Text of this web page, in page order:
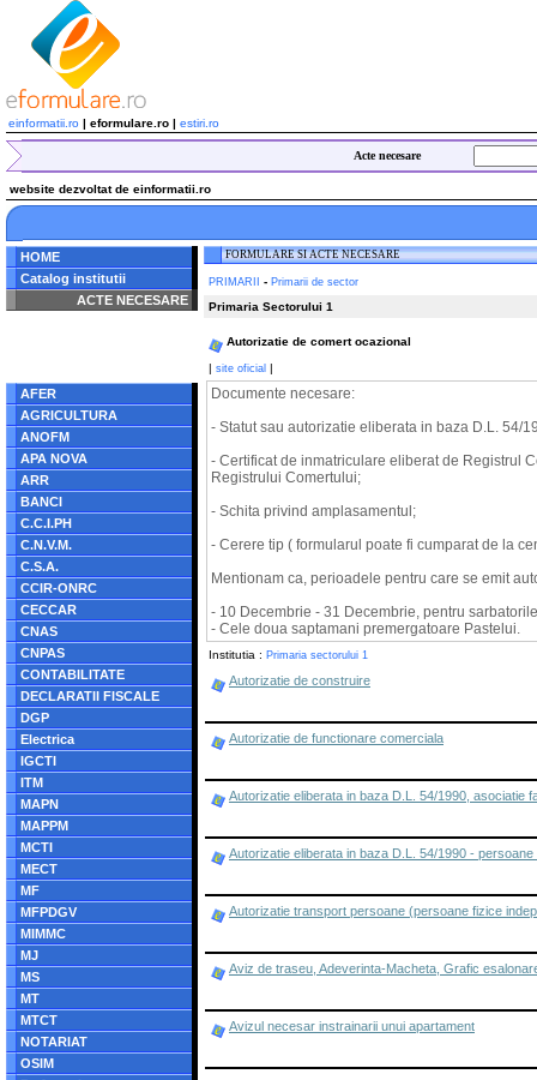
einformatii.ro | eformulare.ro | estiri.ro
Acte necesare
website dezvoltat de einformatii.ro
HOME
Catalog institutii
ACTE NECESARE
/home/eformulare.ro/public_html/navigare/stanga.php
AFER
AGRICULTURA
ANOFM
APA NOVA
ARR
BANCI
C.C.I.PH
C.N.V.M.
C.S.A.
CCIR-ONRC
CECCAR
CNAS
CNPAS
CONTABILITATE
DECLARATII FISCALE
DGP
Electrica
IGCTI
ITM
MAPN
MAPPM
MCTI
MECT
MF
MFPDGV
MIMMC
MJ
MS
MT
MTCT
NOTARIAT
OSIM
FORMULARE SI ACTE NECESARE
PRIMARII - Primarii de sector
Primaria Sectorului 1
Autorizatie de comert ocazional
| site oficial |
Documente necesare:
- Statut sau autorizatie eliberata in baza D.L. 54/
- Certificat de inmatriculare eliberat de Registrul
Registrului Comertului;
- Schita privind amplasamentul;
- Cerere tip ( formularul poate fi cumparat de la
Mentionam ca, perioadele pentru care se emit
- 10 Decembrie - 31 Decembrie, pentru
- Cele doua saptamani premergatoare Pastelui.
Institutia : Primaria sectorului 1
Autorizatie de construire
Autorizatie de functionare comerciala
Autorizatie eliberata in baza D.L. 54/1990, asociatie
Autorizatie eliberata in baza D.L. 54/1990 -
Autorizatie transport persoane (persoane fizice
Aviz de traseu, Adeverinta-Macheta, Grafic
Avizul necesar instrainarii unui apartament